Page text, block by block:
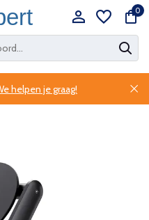
0
helpen je graag!